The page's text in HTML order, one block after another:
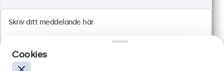
HDMI, DisplayPort, USB-C, VGA
Montering: skrivbord, inbyggd, vägg
Cookies